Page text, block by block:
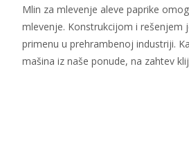
Mlin za mlevenje aleve paprike
mlevenje. Konstrukcijom i rešenjem
primenu u prehrambenoj industriji.
mašina iz naše ponude, na zahtev